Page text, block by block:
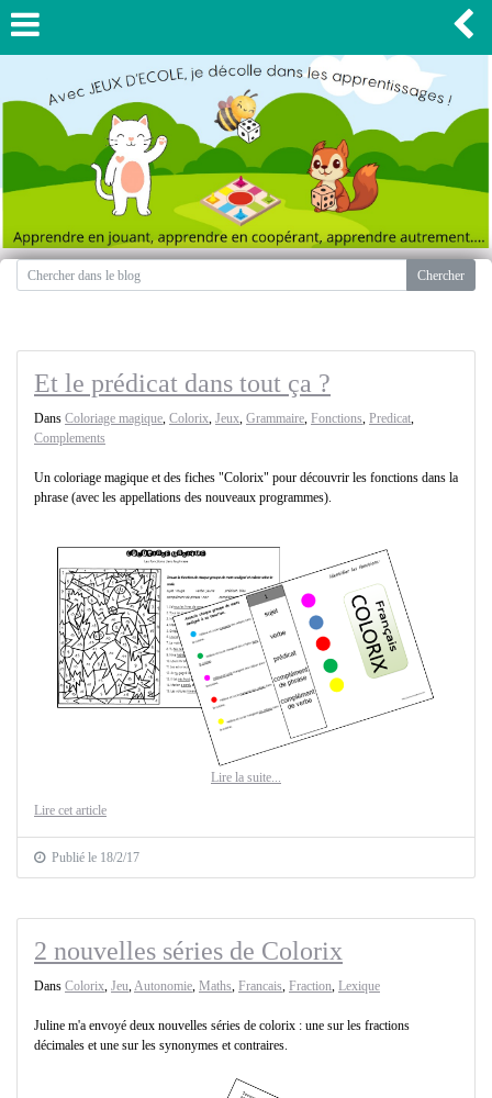
Et le prédicat dans tout ça ?
Dans Coloriage magique, Colorix, Jeux, Grammaire, Fonctions, Predicat,
Complements
Un coloriage magique et des fiches "Colorix" pour découvrir les fonctions dans la
phrase (avec les appellations des nouveaux programmes).
Lire la suite...
Lire cet article
Publié le 18/2/17
2 nouvelles séries de Colorix
Dans Colorix, Jeu,Autonomie, Maths, Francais, Fraction, Lexique
Juline m'a envoyé deux nouvelles séries de colorix : une sur les fractions
décimales et une sur les synonymes et contraires.